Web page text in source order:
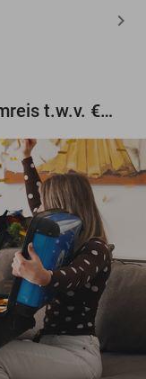
Maak gratis kans op een droomreis t.w.v. €3.000!